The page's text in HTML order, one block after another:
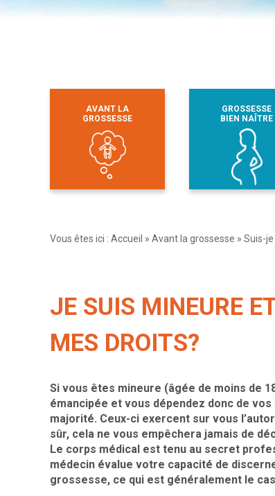
AVANT LA
GROSSESSE
GROSSESSE
BIEN NAÎTRE
Vous êtes ici : Accueil » Avant la grossesse » Suis-
JE SUIS MINEURE
MES DROITS?
Si vous êtes mineure (âgée de moins de
émancipée et vous dépendez donc de
majorité. Ceux-ci exercent sur vous
sûr, cela ne vous empêchera jamais de
Le corps médical est tenu au secret
médecin évalue votre capacité de
grossesse, ce qui est généralement le